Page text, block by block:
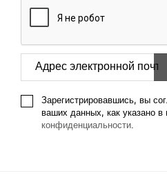
Зарегистрировавшись, вы
ваших данных, как указано в
конфиденциальности.